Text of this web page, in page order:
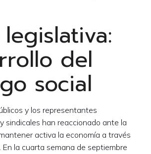
legislativa:
del
social
y los representantes
sindicales han reaccionado ante la
activa la economía a través
En la cuarta semana de septiembre